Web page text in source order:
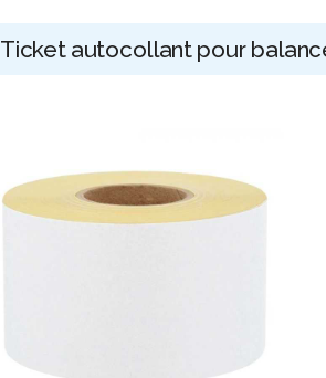
Ticket autocollant pour